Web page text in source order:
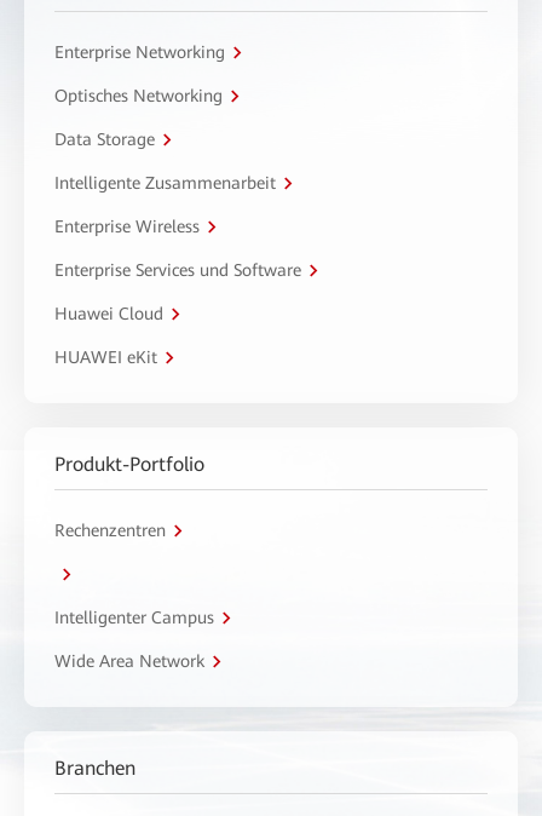
Enterprise Networking
Optisches Networking
Data Storage
Intelligente Zusammenarbeit
Enterprise Wireless
Enterprise Services und Software
Huawei Cloud
HUAWEI eKit
Produkt-Portfolio
Rechenzentren
Intelligenter Campus
Wide Area Network
Branchen